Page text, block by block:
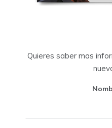
Quieres saber mas